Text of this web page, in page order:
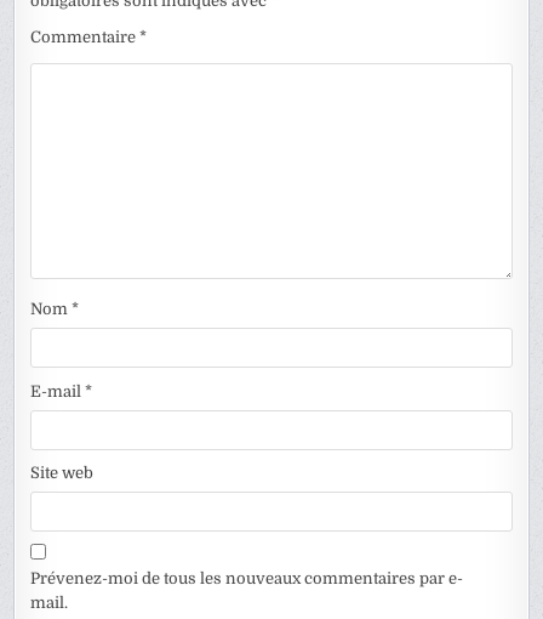
Commentaire*
Nom*
E-mail*
Site web
Prévenez-moi de tous les nouveaux commentaires par e-
mail.